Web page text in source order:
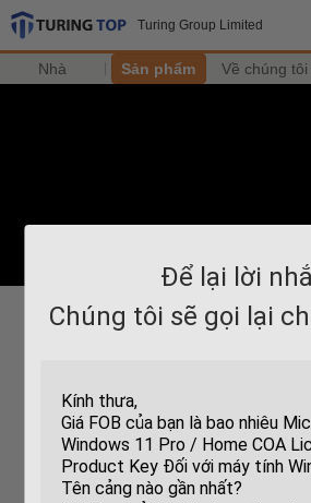
Turing Group Limited
Nhà Sản phẩm Về chúng tôi
Để lại lời
Chúng tôi sẽ gọi lại